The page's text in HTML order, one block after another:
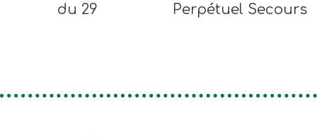
du 29
Perpétuel Secours